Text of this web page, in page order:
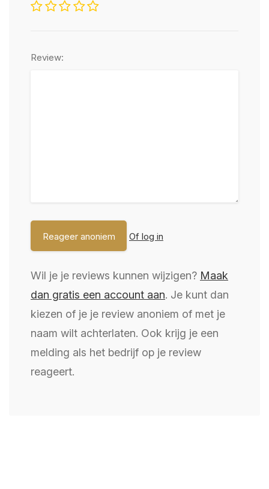
Review:
Of log in
Wil je je reviews kunnen wijzigen? Maak
dan gratis een account aan. Je kunt dan
kiezen of je je review anoniem of met je
naam wilt achterlaten. Ook krijg je een
melding als het bedrijf op je review
reageert.